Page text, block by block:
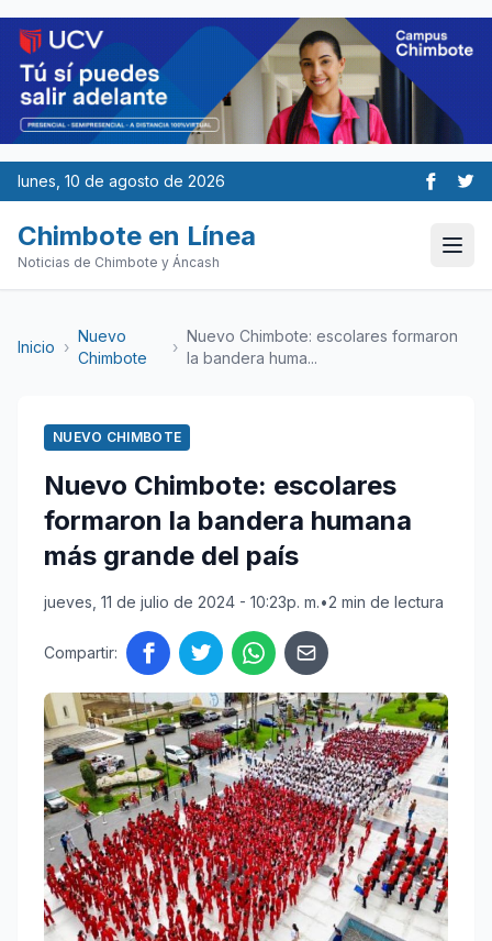
lunes, 10 de agosto de 2026
Chimbote en Línea
Noticias de Chimbote y Áncash
Inicio ›
Nuevo
Chimbote
›
Nuevo Chimbote: escolares formaron
la bandera huma...
NUEVO CHIMBOTE
Nuevo Chimbote: escolares
formaron la bandera humana
más grande del país
jueves, 11 de julio de 2024 - 10:23p. m.•2 min de lectura
Compartir: